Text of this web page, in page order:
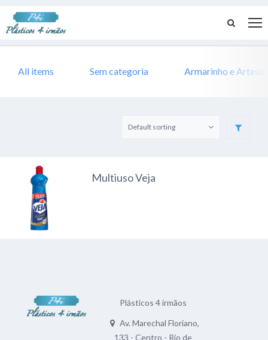
All items Sem categoria Armarinho e
Multiuso Veja
Plásticos 4 irmãos
Av. Marechal Floriano,
133 - Centro - Rio de